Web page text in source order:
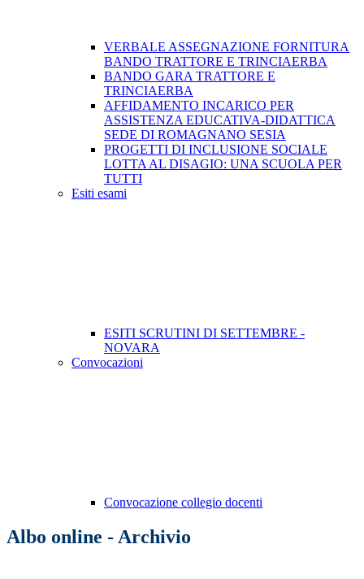
VERBALE ASSEGNAZIONE FORNITURA
BANDO TRATTORE E TRINCIAERBA
BANDO GARA TRATTORE E
TRINCIAERBA
AFFIDAMENTO INCARICO PER
ASSISTENZA EDUCATIVA-DIDATTICA
SEDE DI ROMAGNANO SESIA
PROGETTI DI INCLUSIONE SOCIALE
LOTTA AL DISAGIO: UNA SCUOLA PER
TUTTI
Esiti esami
ESITI SCRUTINI DI SETTEMBRE -
NOVARA
Convocazioni
Convocazione collegio docenti
Albo online - Archivio